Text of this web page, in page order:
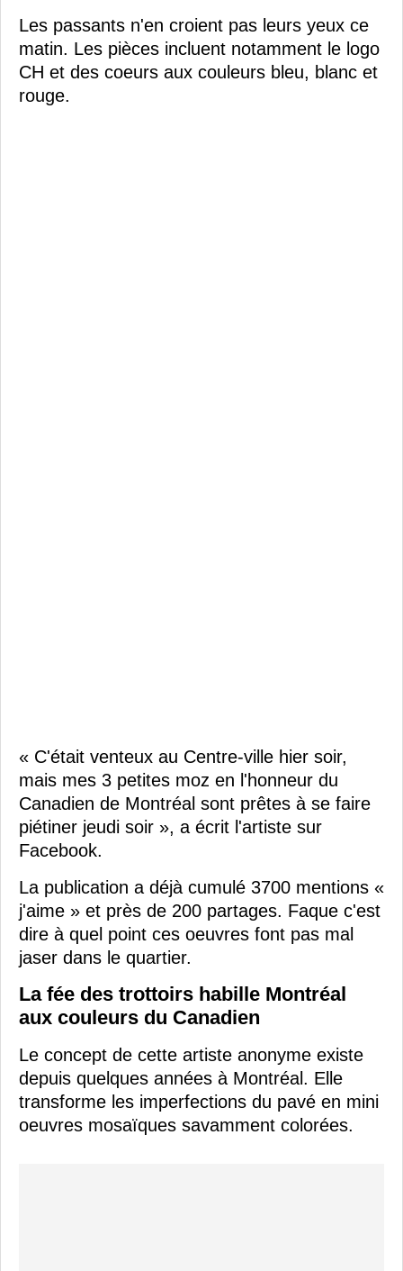
Les passants n'en croient pas leurs yeux ce
matin. Les pièces incluent notamment le logo
CH et des coeurs aux couleurs bleu, blanc et
rouge.
« C'était venteux au Centre-ville hier soir,
mais mes 3 petites moz en l'honneur du
Canadien de Montréal sont prêtes à se faire
piétiner jeudi soir », a écrit l'artiste sur
Facebook.
La publication a déjà cumulé 3700 mentions «
j'aime » et près de 200 partages. Faque c'est
dire à quel point ces oeuvres font pas mal
jaser dans le quartier.
La fée des trottoirs habille Montréal
aux couleurs du Canadien
Le concept de cette artiste anonyme existe
depuis quelques années à Montréal. Elle
transforme les imperfections du pavé en mini
oeuvres mosaïques savamment colorées.